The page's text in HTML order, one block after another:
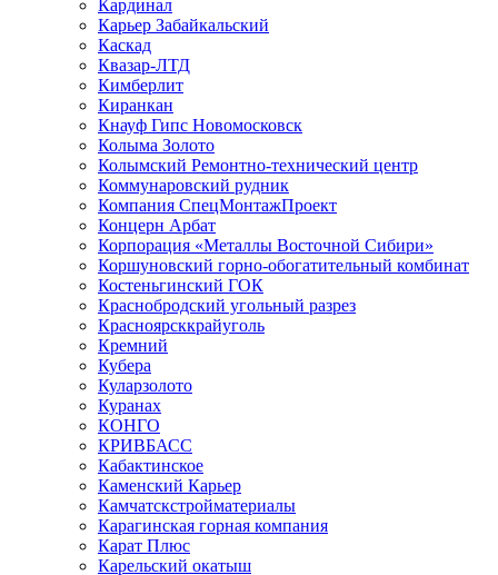
Кардинал
Карьер Забайкальский
Каскад
Квазар-ЛТД
Кимберлит
Киранкан
Кнауф Гипс Новомосковск
Колыма Золото
Колымский Ремонтно-технический центр
Коммунаровский рудник
Компания СпецМонтажПроект
Концерн Арбат
Корпорация «Металлы Восточной Сибири»
Коршуновский горно-обогатительный комбинат
Костеньгинский ГОК
Краснобродский угольный разрез
Красноярсккрайуголь
Кремний
Кубера
Куларзолото
Куранах
КОНГО
КРИВБАСС
Кабактинское
Каменский Карьер
Камчатскстройматериалы
Карагинская горная компания
Карат Плюс
Карельский окатыш